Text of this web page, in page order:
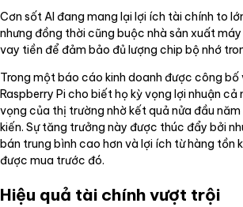
Cơn sốt AI đang mang lại lợi ích tài chính to
nhưng đồng thời cũng buộc nhà sản xuất
vay tiền để đảm bảo đủ lượng chip bộ nhớ
Trong một báo cáo kinh doanh được công bố
Raspberry Pi cho biết họ kỳ vọng lợi nhuận cả
vọng của thị trường nhờ kết quả nửa đầu năm
kiến. Sự tăng trưởng này được thúc đẩy bởi
bán trung bình cao hơn và lợi ích từ hàng tồn
được mua trước đó.
Hiệu quả tài chính vượt trội